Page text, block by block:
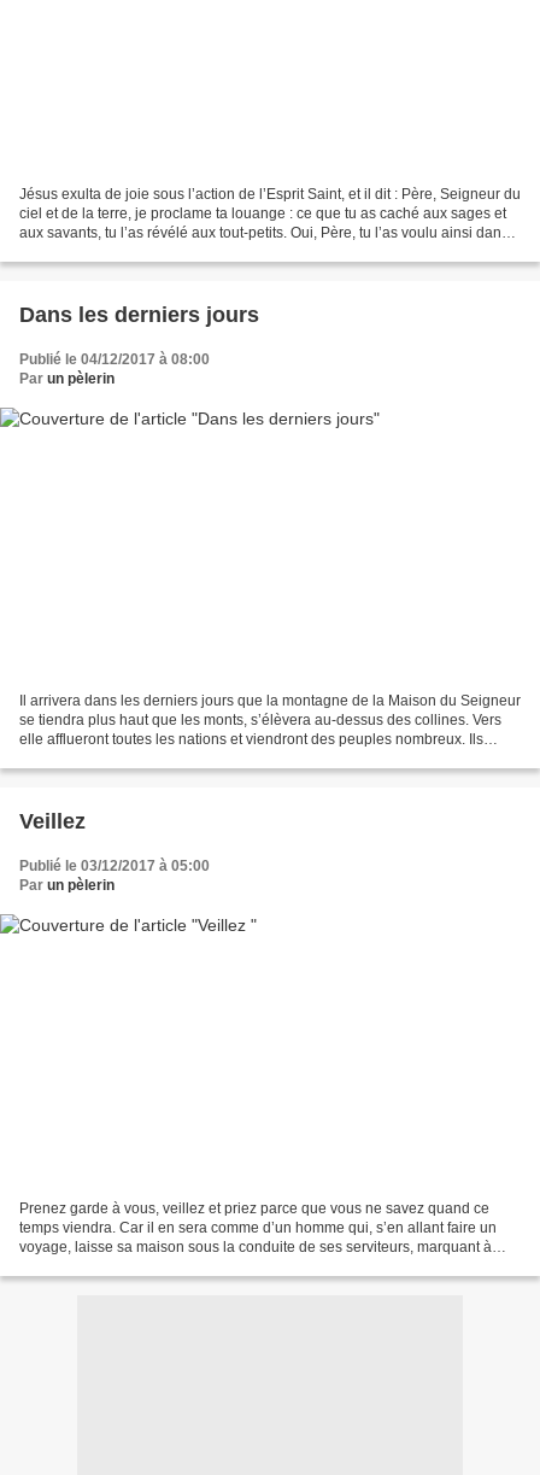
Jésus exulta de joie sous l’action de l’Esprit Saint, et il dit : Père, Seigneur du
ciel et de la terre, je proclame ta louange : ce que tu as caché aux sages et
aux savants, tu l’as révélé aux tout-petits. Oui, Père, tu l’as voulu ainsi dans
Dans les derniers jours
Publié le 04/12/2017 à 08:00
Par un pèlerin
Il arrivera dans les derniers jours que la montagne de la Maison du Seigneur
se tiendra plus haut que les monts, s’élèvera au-dessus des collines. Vers
elle afflueront toutes les nations et viendront des peuples nombreux. Ils
Veillez
Publié le 03/12/2017 à 05:00
Par un pèlerin
Prenez garde à vous, veillez et priez parce que vous ne savez quand ce
temps viendra. Car il en sera comme d’un homme qui, s’en allant faire un
voyage, laisse sa maison sous la conduite de ses serviteurs, marquant à